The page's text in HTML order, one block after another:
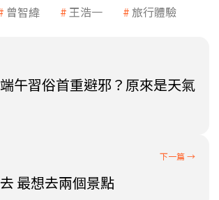
曾智緯 王浩一 旅行體驗
午習俗首重避邪？原來是天氣
最想去兩個景點